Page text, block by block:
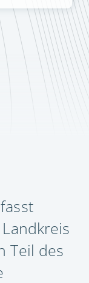
Teil des